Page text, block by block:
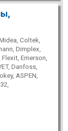
Coltek,
Dimplex,
Flexit, Emerson,
Danfoss,
ASPEN,